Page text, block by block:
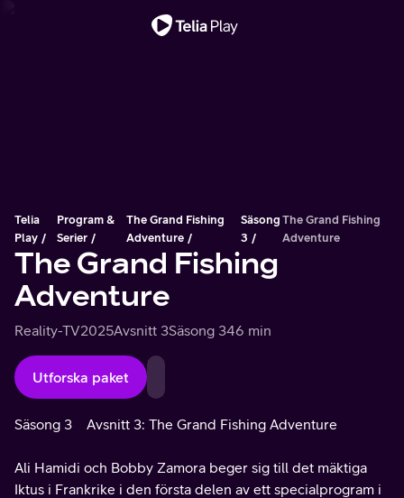
Telia
Play
Program &
Serier
The Grand Fishing
Adventure
Säsong
3
The Grand Fishing
Adventure
The Grand Fishing
Adventure
Reality-TV2025Avsnitt 3Säsong 346 min
Utforska paket
Säsong 3 Avsnitt 3: The Grand Fishing Adventure
Ali Hamidi och Bobby Zamora beger sig till det mäktiga
Iktus i Frankrike i den första delen av ett specialprogram i